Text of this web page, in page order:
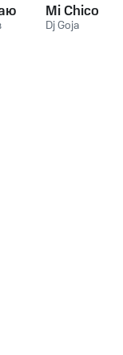
Mi Chico
Dj Goja